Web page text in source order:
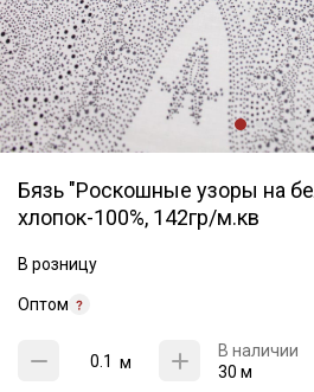
Бязь "Роскошные узоры на
хлопок-100%, 142гр/м.кв
В розницу
Оптом
м
В наличии
30 м